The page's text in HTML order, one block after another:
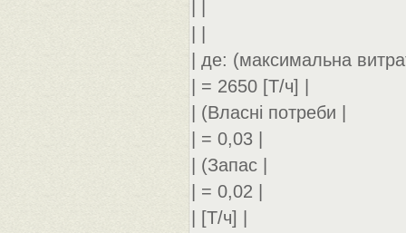
| де: (максимальна
| = 2650 [Т/ч] |
| (Власні потреби |
| = 0,03 |
| (Запас |
| = 0,02 |
| [Т/ч] |